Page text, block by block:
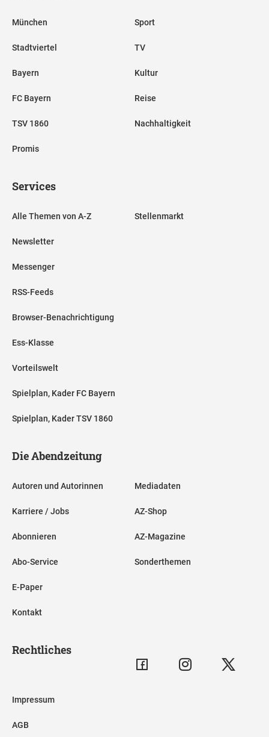
München
Stadtviertel
Bayern
FC Bayern
TSV 1860
Promis
Sport
TV
Kultur
Reise
Nachhaltigkeit
Services
Alle Themen von A-Z
Newsletter
Messenger
RSS-Feeds
Browser-Benachrichtigung
Ess-Klasse
Vorteilswelt
Spielplan, Kader FC Bayern
Spielplan, Kader TSV 1860
Stellenmarkt
Die Abendzeitung
Autoren und Autorinnen
Karriere / Jobs
Abonnieren
Abo-Service
E-Paper
Kontakt
Mediadaten
AZ-Shop
AZ-Magazine
Sonderthemen
Rechtliches
Impressum
AGB